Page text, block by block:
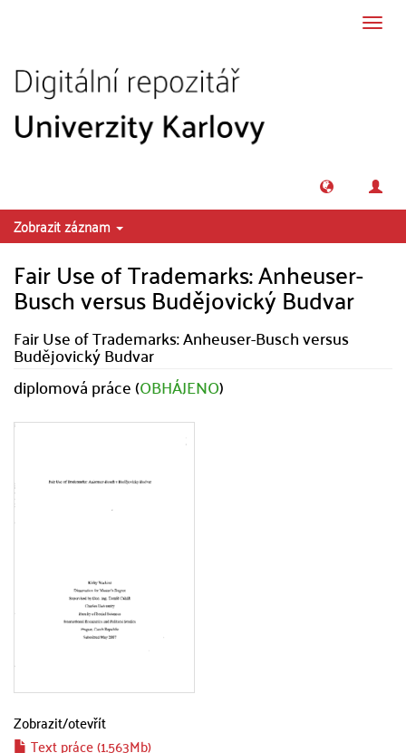
Zobrazit záznam
Fair Use of Trademarks: Anheuser-
Busch versus Budějovický Budvar
Fair Use of Trademarks: Anheuser-Busch versus
Budějovický Budvar
diplomová práce (OBHÁJENO)
Zobrazit/otevřít
Text práce (1.563Mb)